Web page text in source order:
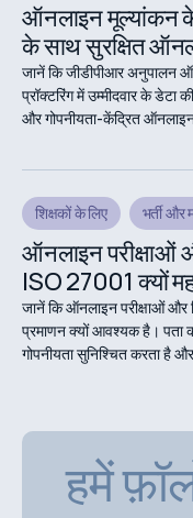
ऑनलाइन मूल्यांकन
के साथ सुरक्षित
जानें कि जीडीपीआर अनुपालन
प्रॉक्टरिंग में उम्मीदवार के डेटा
और गोपनीयता-केंद्रित
शिक्षकों के लिए भर्ती और
ऑनलाइन परीक्षाओं
ISO 27001 क्यों
जानें कि ऑनलाइन परीक्षाओं और
प्रमाणन क्यों आवश्यक है। पता
गोपनीयता सुनिश्चित करता है
हमें